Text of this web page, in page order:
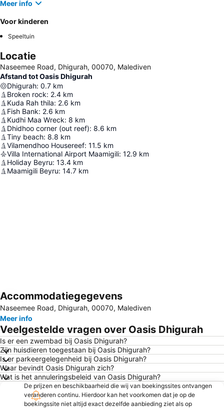
Meer info
Voor kinderen
Speeltuin
Locatie
Naseemee Road, Dhigurah, 00070, Malediven
Afstand tot Oasis Dhigurah
Dhigurah: 0.7 km
Broken rock: 2.4 km
Kuda Rah thila: 2.6 km
Fish Bank: 2.6 km
Kudhi Maa Wreck: 8 km
Dhidhoo corner (out reef): 8.6 km
Tiny beach: 8.8 km
Vilamendhoo Housereef: 11.5 km
Villa International Airport Maamigili: 12.9 km
Holiday Beyru: 13.4 km
Maamigili Beyru: 14.7 km
Kaart uitvouwen
Accommodatiegegevens
Naseemee Road, Dhigurah, 00070, Malediven
Meer info
Veelgestelde vragen over Oasis Dhigurah
Is er een zwembad bij Oasis Dhigurah?
Zijn huisdieren toegestaan bij Oasis Dhigurah?
Is er parkeergelegenheid bij Oasis Dhigurah?
Waar bevindt Oasis Dhigurah zich?
Wat is het annuleringsbeleid van Oasis Dhigurah?
De prijzen en beschikbaarheid die wij van boekingssites ontvangen
veranderen continu. Hierdoor kan het voorkomen dat je op de
boekingssite niet altijd exact dezelfde aanbieding ziet als op